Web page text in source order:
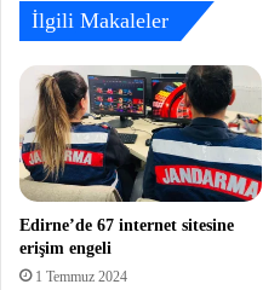
İlgili Makaleler
Edirne’de 67 internet sitesine
erişim engeli
1 Temmuz 2024